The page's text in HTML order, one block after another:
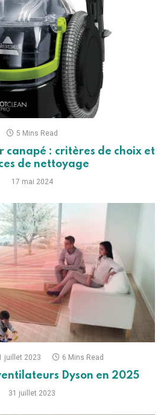
5 Mins Read
canapé : critères de choix et
de nettoyage
17 mai 2024
juillet 2023 6 Mins Read
Dyson en 2025
31 juillet 2023